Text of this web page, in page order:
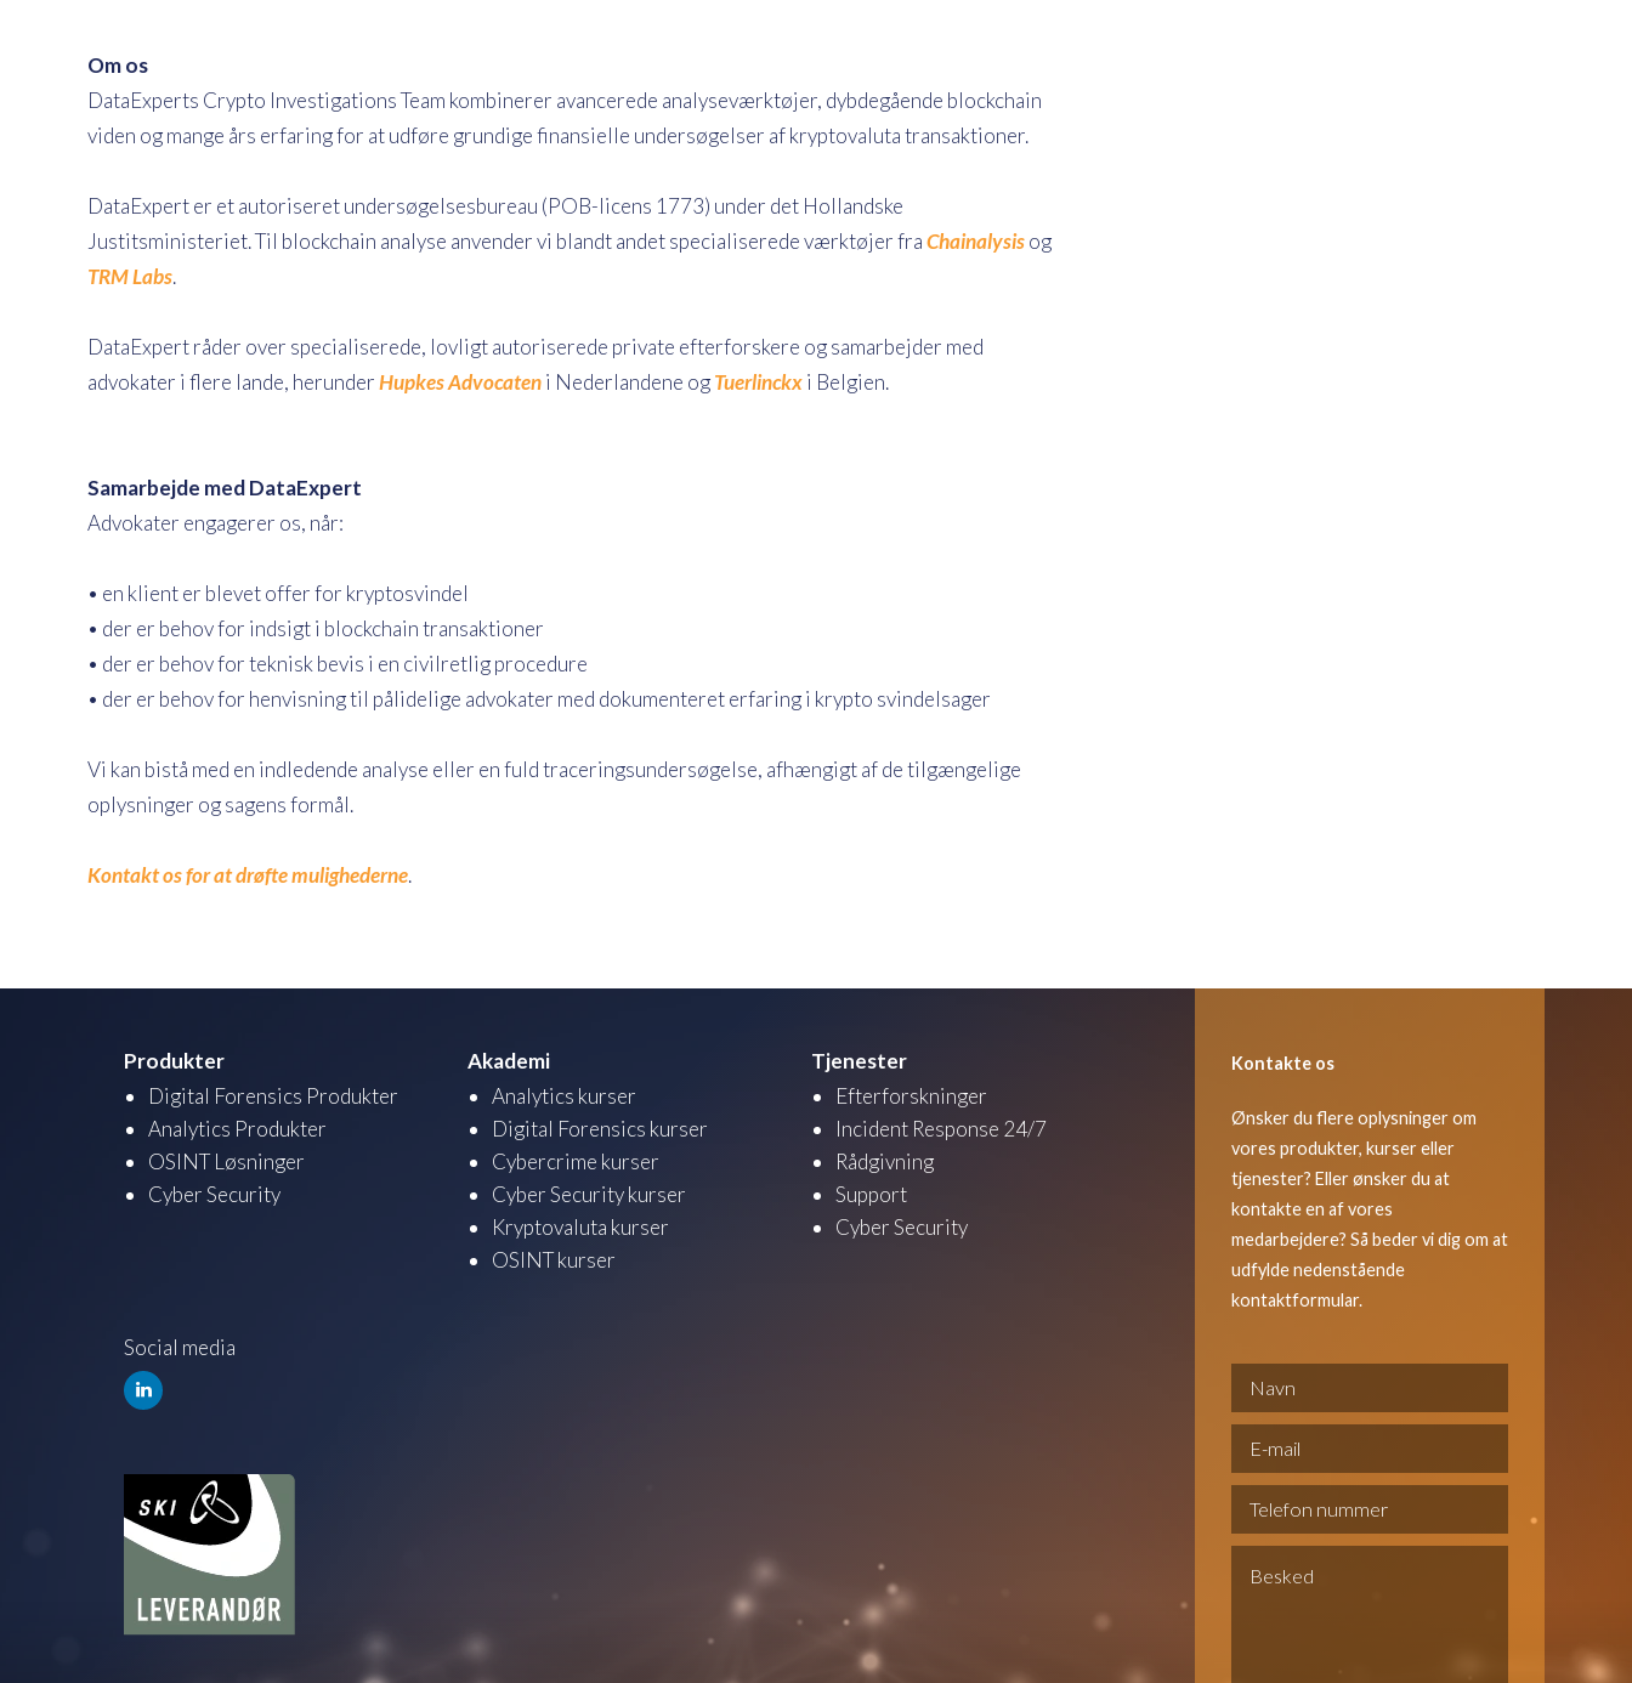
Om os
DataExperts Crypto Investigations Team kombinerer avancerede analyseværktøjer, dybdegående blockchain
viden og mange års erfaring for at udføre grundige finansielle undersøgelser af kryptovaluta transaktioner.
DataExpert er et autoriseret undersøgelsesbureau (POB-licens 1773) under det Hollandske
Justitsministeriet. Til blockchain analyse anvender vi blandt andet specialiserede værktøjer fraChainalysisog
TRM Labs.
DataExpert råder over specialiserede, lovligt autoriserede private efterforskere og samarbejder med
advokater i flere lande, herunderHupkes Advocateni Nederlandene ogTuerlinckxi Belgien.
Samarbejde med DataExpert
Advokater engagerer os, når:
• en klient er blevet offer for kryptosvindel
• der er behov for indsigt i blockchain transaktioner
• der er behov for teknisk bevis i en civilretlig procedure
• der er behov for henvisning til pålidelige advokater med dokumenteret erfaring i krypto svindelsager
Vi kan bistå med en indledende analyse eller en fuld traceringsundersøgelse, afhængigt af de tilgængelige
oplysninger og sagens formål.
Kontakt os for at drøfte mulighederne.
Produkter
Digital Forensics Produkter
Analytics Produkter
OSINT Løsninger
Cyber Security
Akademi
Analytics kurser
Digital Forensics kurser
Cybercrime kurser
Cyber Security kurser
Kryptovaluta kurser
OSINT kurser
Tjenester
Efterforskninger
Incident Response 24/7
Rådgivning
Support
Cyber Security
Social media
Kontakte os
Ønsker du flere oplysninger om
vores produkter, kurser eller
tjenester? Eller ønsker du at
kontakte en af vores
medarbejdere? Så beder vi dig om at
udfylde nedenstående
kontaktformular.